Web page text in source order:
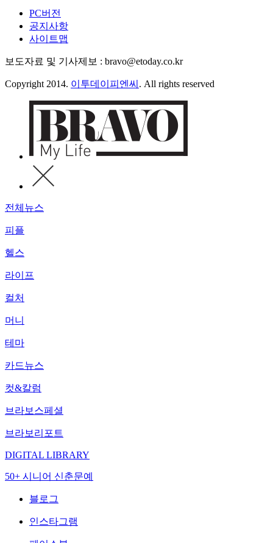
PC버전
공지사항
사이트맵
보도자료 및 기사제보 : bravo@etoday.co.kr
Copyright 2014. 이투데이피엔씨 . All rights reserved
전체뉴스
피플
헬스
라이프
컬처
머니
테마
카드뉴스
컷&칼럼
브라보스페셜
브라보리포트
DIGITAL LIBRARY
50+ 시니어 신춘문예
블로그
인스타그램